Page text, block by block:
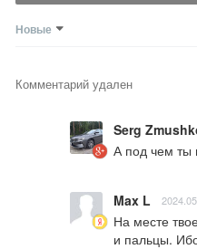
Новые
Комментарий удален
Serg
А под чем
Max L
На месте
и пальцы.